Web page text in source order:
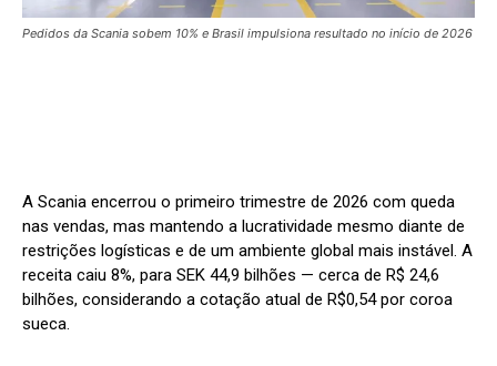
Pedidos da Scania sobem 10% e Brasil impulsiona resultado no início de 2026
A Scania encerrou o primeiro trimestre de 2026 com queda
nas vendas, mas mantendo a lucratividade mesmo diante de
restrições logísticas e de um ambiente global mais instável. A
receita caiu 8%, para SEK 44,9 bilhões — cerca de R$ 24,6
bilhões, considerando a cotação atual de R$0,54 por coroa
sueca.